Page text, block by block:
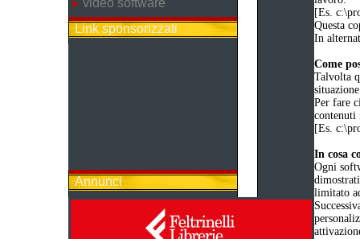
video software
Link sponsorizzati
Annunci
[Es.
Questa
In
Come
Talvolta
Per fare
contenuti
[Es.
In cosa
Ogni
limitato